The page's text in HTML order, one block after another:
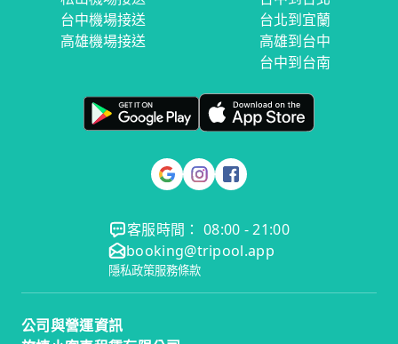
台中機場接送
高雄機場接送
台北到宜蘭
高雄到台中
台中到台南
客服時間： 08:00 - 21:00
booking@tripool.app
隱私政策服務條款
公司與營運資訊